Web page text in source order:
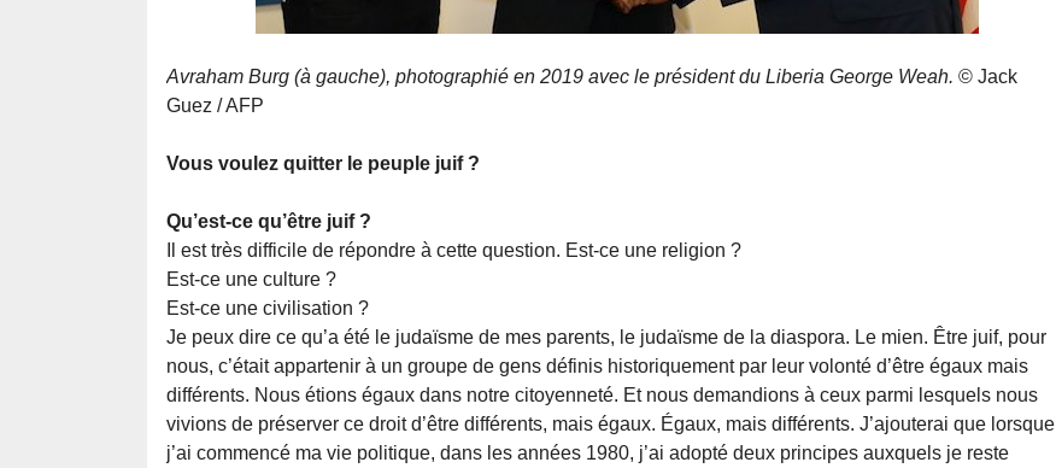
Avraham Burg (à gauche), photographié en 2019 avec le président du Liberia George Weah. © Jack
Guez / AFP
Vous voulez quitter le peuple juif ?
Qu’est-ce qu’être juif ?
Il est très difficile de répondre à cette question. Est-ce une religion ?
Est-ce une culture ?
Est-ce une civilisation ?
Je peux dire ce qu’a été le judaïsme de mes parents, le judaïsme de la diaspora. Le mien. Être juif, pour
nous, c’était appartenir à un groupe de gens définis historiquement par leur volonté d’être égaux mais
différents. Nous étions égaux dans notre citoyenneté. Et nous demandions à ceux parmi lesquels nous
vivions de préserver ce droit d’être différents, mais égaux. Égaux, mais différents. J’ajouterai que lorsque
j’ai commencé ma vie politique, dans les années 1980, j’ai adopté deux principes auxquels je reste